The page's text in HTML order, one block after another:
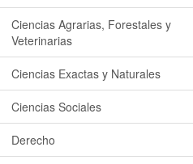
Ciencias Agrarias, Forestales y
Veterinarias
Ciencias Exactas y Naturales
Ciencias Sociales
Derecho